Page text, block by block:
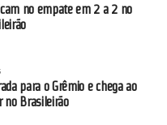
no empate em 2 a 2 no
para o Grêmio e chega ao
no Brasileirão